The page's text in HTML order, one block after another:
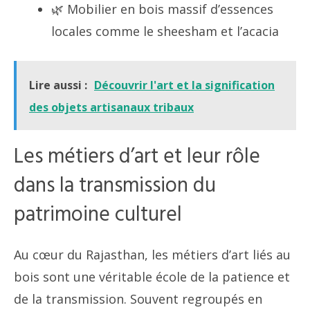
🌿 Mobilier en bois massif d’essences
locales comme le sheesham et l’acacia
Lire aussi : Découvrir l'art et la signification
des objets artisanaux tribaux
Les métiers d’art et leur rôle
dans la transmission du
patrimoine culturel
Au cœur du Rajasthan, les métiers d’art liés au
bois sont une véritable école de la patience et
de la transmission. Souvent regroupés en